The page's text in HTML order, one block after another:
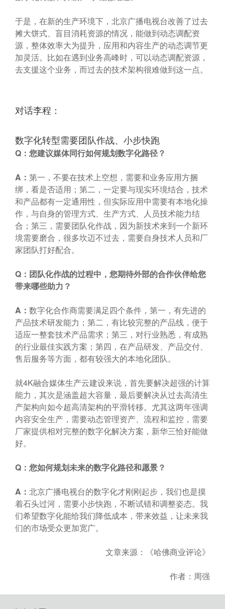
于是，在新的生产环境下，北京广播电视台改善了过去
摊大饼式、盲目消耗资源的情况，能做到动态调配资
源，整体效率大为提升，应用和内容生产的动态调节更
加灵活。比如在遇到业务高峰时，可以动态调配资源，
去支援这个业务，而过去的技术架构很难做到这一点。
对话李程：
数字化转型需要团队作战、小步快跑
Q ：您建议媒体同行如何规划数字化路径？
A ： 第一，不要在技术上空想，需要和业务应用方捆
绑，看是否适用；第二，一定要与现实环境结合，技术
和产品都有一定通用性，但实际应用中需要有本地化操
作，与自身的管理方式、生产方式、人员技术能力结
合；第三，需要团队化作战，因为新技术来到一个新环
境需要磨合，很多坎迈不过去，需要自身技术人员和厂
家团队打好配合。
Q ：团队化作战的过程中，您期待外部的合作伙伴给您
带来哪些助力？
A ： 数字化合作商需要满足四个条件，第一，有先进的
产品技术研发能力；第二，有比较完整的产品线，便于
适应一整套技术产品需求；第三，对行业熟悉，有成熟
的行业最佳实践方案；第四，在产品研发、产品交付、
售后服务等方面，都有较强大的本地化团队。
就4K融合媒体生产云建设来说，首先要解决超强的计算
能力，其次是涵盖超大容量，最后要解决从过去高清生
产架构向如今超高清架构的平滑转移。尤其这两年强调
内容安全生产，需要动态管理资产、流程和监控，需要
厂家提供相对完整的数字化解决方案，新华三恰好能做
好。
Q ：您如何规划未来的数字化路径和愿景？
A ： 北京广播电视台的数字化才刚刚起步，我们也是摸
着石头过河，需要小步快跑，不断试错和调整姿态。我
们希望数字化能给我们降低成本，带来效益，让未来我
们的市场受众更加宽广。
文章来源：《哈佛商业评论》
作者：周强